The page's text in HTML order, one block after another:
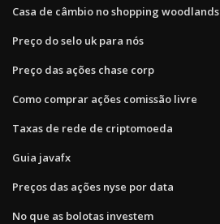
Casa de câmbio no shopping woodlands
Preço do selo uk para nós
Preço das ações chase corp
Como comprar ações comissão livre
Taxas de rede de criptomoeda
Guia javafx
Preços das ações nyse por data
No que as bolotas investem